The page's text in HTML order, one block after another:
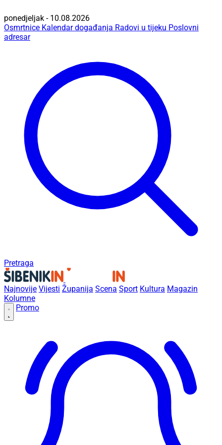
ponedjeljak - 10.08.2026
Osmrtnice Kalendar događanja Radovi u tijeku Poslovni
adresar
Pretraga
Najnovije Vijesti Županija Scena Sport Kultura Magazin
Kolumne
Promo